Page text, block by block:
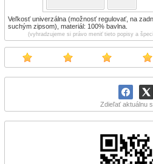
Zdieľať aktuálnu
Veľkosť univerzálna (možnosť regulovať, na
suchým zipsom), materiál: 100% bavlna.
(vyhradzujeme si právo meniť tieto popisy a